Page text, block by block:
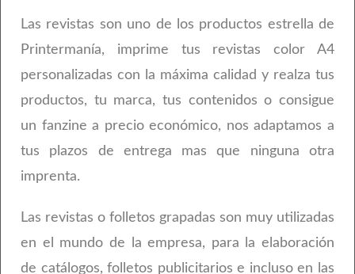
Las revistas son uno de los productos estrella de
Printermanía, imprime tus revistas color A4
personalizadas con la máxima calidad y realza tus
productos, tu marca, tus contenidos o consigue
un fanzine a precio económico, nos adaptamos a
tus plazos de entrega mas que ninguna otra
imprenta.
Las revistas o folletos grapadas son muy utilizadas
en el mundo de la empresa, para la elaboración
de catálogos, folletos publicitarios e incluso en las